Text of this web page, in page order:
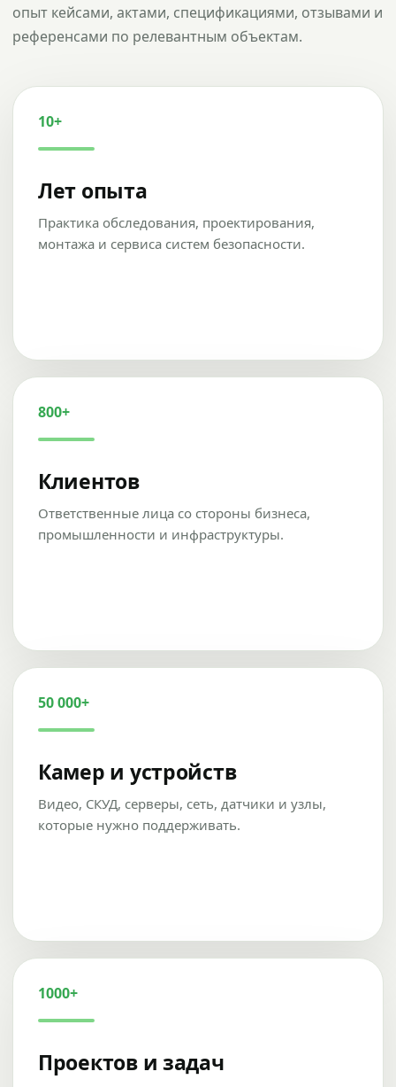
опыт кейсами, актами, спецификациями, отзывами и
референсами по релевантным объектам.
10+
Лет опыта
Практика обследования, проектирования,
монтажа и сервиса систем безопасности.
800+
Клиентов
Ответственные лица со стороны бизнеса,
промышленности и инфраструктуры.
50 000+
Камер и устройств
Видео, СКУД, серверы, сеть, датчики и узлы,
которые нужно поддерживать.
1000+
Проектов и задач